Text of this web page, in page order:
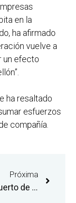
en la
ha afirmado
vuelve a
un efecto
ha resaltado
esfuerzos
compañía.
Próxima
El aeropuerto de Castellón refuerza la conexión con Londres con una oferta de tres vuelos semanales